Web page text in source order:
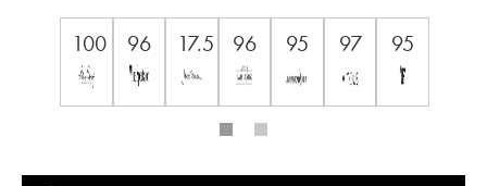
Proprietario:
Famille Cathiard
100 96 17.5 96 95 97 95